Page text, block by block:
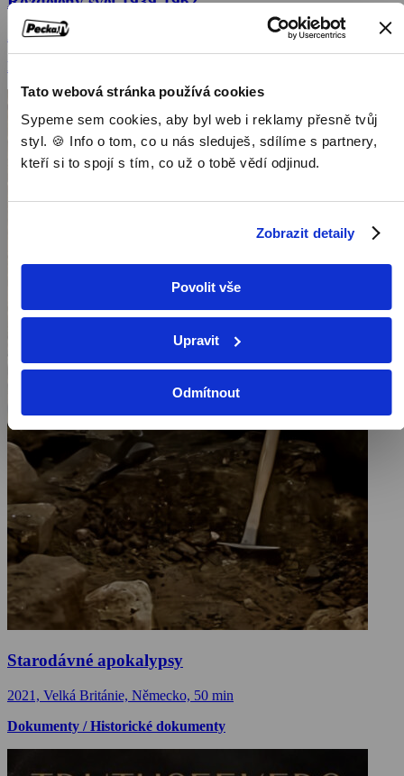
Tato webová stránka používá cookies
Sypeme sem cookies, aby byl web i reklamy přesně tvůj
styl. 🍪 Info o tom, co u nás sleduješ, sdílíme s partnery,
kteří si to spojí s tím, co už o tobě vědí odjinud.
Zobrazit detaily
Povolit vše
Upravit
Odmítnout
2024, Německo, Polsko, Belgie, Lucembursko, 50 min
Dokumenty / Historické dokumenty
Starodávné apokalypsy
2021, Velká Británie, Německo, 50 min
Dokumenty / Historické dokumenty